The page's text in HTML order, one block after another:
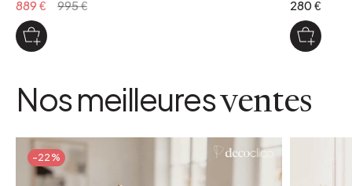
889 € 995 € 280 €
Nos meilleuresventes
-22%